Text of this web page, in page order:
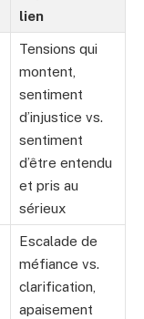
lien
Tensions qui
montent,
sentiment
d’injustice vs.
sentiment
d’être entendu
et pris au
sérieux
Escalade de
méfiance vs.
clarification,
apaisement